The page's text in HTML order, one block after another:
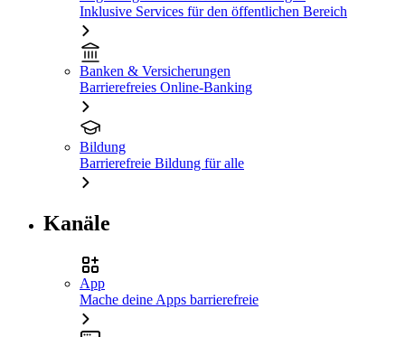
Inklusive Services für den öffentlichen Bereich
Banken & Versicherungen
Barrierefreies Online-Banking
Bildung
Barrierefreie Bildung für alle
Kanäle
App
Mache deine Apps barrierefreie